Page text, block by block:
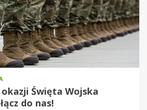
Święta Wojska
do nas!